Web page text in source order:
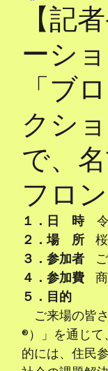
【記
ーシ
「ブ
クシ
で、
フロ
１．日　時 令
２．場　所
３．参加者
４．参加費
５．目的
ご来場の皆
®）」を通じ
的には、住民